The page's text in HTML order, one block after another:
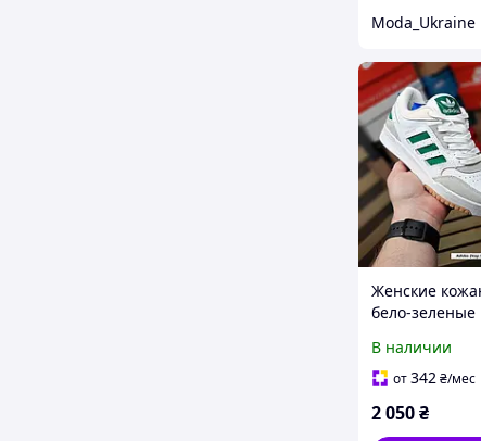
Moda_Ukraine
Женские
бело-зеленые
Step на весну
осень |
белые
В наличии
от342₴/мес
2 050₴